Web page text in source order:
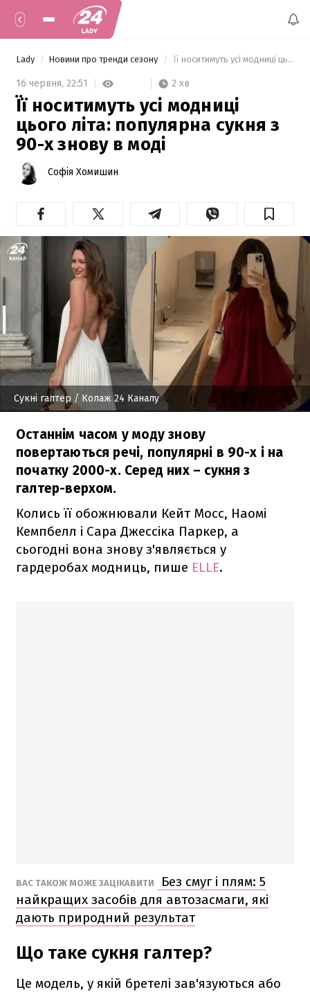
Lady Новини про тренди сезону Її носитимуть усі модниці цього літа: популярна сукня з 90-х знову в моді
16 червня, 22:51 2 хв
Її носитимуть усі модниці
цього літа: популярна сукня з
90-х знову в моді
Софія Хомишин
Сукні галтер / Колаж 24 Каналу
Останнім часом у моду знову
повертаються речі, популярні в 90-х і на
початку 2000-х. Серед них – сукня з
галтер-верхом.
Колись її обожнювали Кейт Мосс, Наомі
Кемпбелл і Сара Джессіка Паркер, а
сьогодні вона знову з'являється у
гардеробах модниць, пише ELLE.
ВАС ТАКОЖ МОЖЕ ЗАЦІКАВИТИ
Без смуг і плям: 5
найкращих засобів для автозасмаги, які
дають природний результат
Що таке сукня галтер?
Це модель, у якій бретелі зав'язуються або